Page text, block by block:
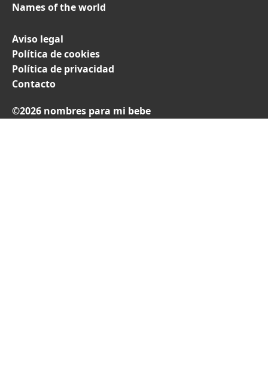
Names of the world
Aviso legal
Política de cookies
Política de privacidad
Contacto
©2026 nombres para mi bebe